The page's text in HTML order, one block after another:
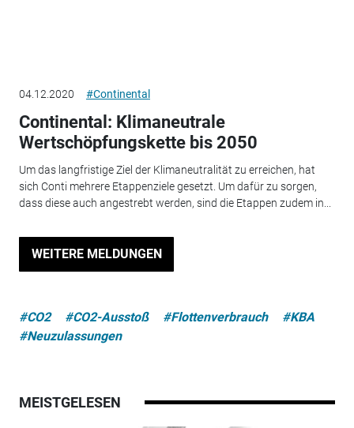
04.12.2020 #Continental
Continental: Klimaneutrale
Wertschöpfungskette bis 2050
Um das langfristige Ziel der Klimaneutralität zu erreichen, hat
sich Conti mehrere Etappenziele gesetzt. Um dafür zu sorgen,
dass diese auch angestrebt werden, sind die Etappen zudem in...
WEITERE MELDUNGEN
#CO2 #CO2-Ausstoß #Flottenverbrauch
#KBA
#Neuzulassungen
MEISTGELESEN